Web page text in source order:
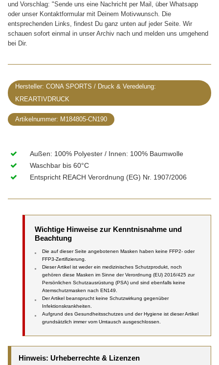
und Vorschlag: "Sende uns eine Nachricht per Mail, über Whatsapp
oder unser Kontaktformular mit Deinem Motivwunsch. Die
entsprechenden Links, findest Du ganz unten auf jeder Seite. Wir
schauen sofort einmal in unser Archiv nach und melden uns umgehend
bei Dir.
Hersteller: CONA SPORTS
Artikelnummer: M184805-CN190
Außen: 100% Polyester / Innen: 100% Baumwolle
Waschbar bis 60°C
Entspricht REACH Verordnung (EG) Nr. 1907/2006
Wichtige Hinweise zur Kenntnisnahme und
Beachtung
Die auf dieser Seite angebotenen Masken haben keine FFP2- oder
FFP3-Zertifizierung.
Dieser Artikel ist weder ein medizinisches Schutzprodukt, noch
gehören diese Masken im Sinne der Verordnung (EU) 2016/425 zur
Persönlichen Schutzausrüstung (PSA) und sind ebenfalls keine
Atemschutzmasken nach EN149.
Der Artikel beansprucht keine Schutzwirkung gegenüber
Infektionskrankheiten.
Aufgrund des Gesundheitsschutzes und der Hygiene ist dieser Artikel
grundsätzlich immer vom Umtausch ausgeschlossen.
Hinweis: Urheberrechte & Lizenzen